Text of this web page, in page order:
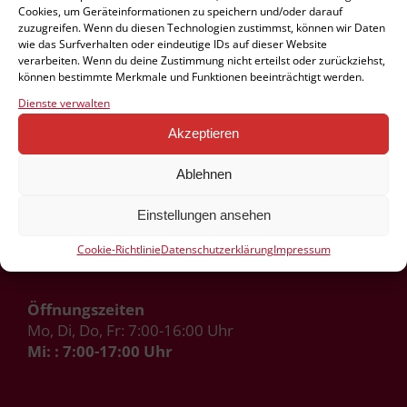
Cookies, um Geräteinformationen zu speichern und/oder darauf
zuzugreifen. Wenn du diesen Technologien zustimmst, können wir Daten
wie das Surfverhalten oder eindeutige IDs auf dieser Website
verarbeiten. Wenn du deine Zustimmung nicht erteilst oder zurückziehst,
können bestimmte Merkmale und Funktionen beeinträchtigt werden.
Dienste verwalten
Akzeptieren
Ablehnen
Einstellungen ansehen
Cookie-RichtlinieDatenschutzerklärungImpressum
Kindertagesstätte Ahörnchen e.V.
42855 Remscheid
0163 5130267
Fax: 02191 478902
info@ahoernchen-ev.de
Öffnungszeiten
Mo, Di, Do, Fr: 7:00-16:00 Uhr
Mi: : 7:00-17:00 Uhr